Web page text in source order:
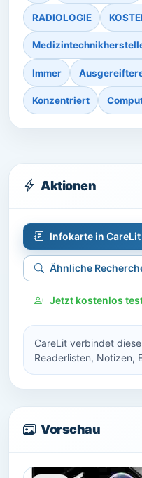
RADIOLOGIE
Immer
Konzentriert
Aktionen
Infokarte in
Ähnliche
Jetzt kostenlos
CareLit verbindet
Readerlisten, Notizen,
Vorschau